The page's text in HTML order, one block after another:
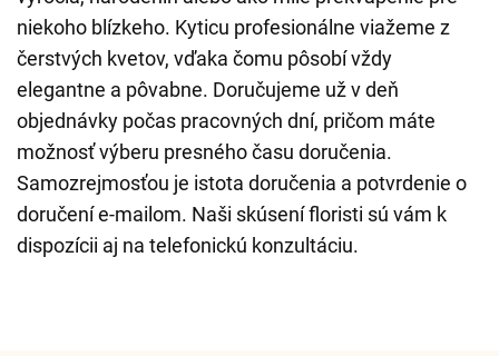
niekoho blízkeho. Kyticu profesionálne viažeme z
čerstvých kvetov, vďaka čomu pôsobí vždy
elegantne a pôvabne. Doručujeme už v deň
objednávky počas pracovných dní, pričom máte
možnosť výberu presného času doručenia.
Samozrejmosťou je istota doručenia a potvrdenie o
doručení e-mailom. Naši skúsení floristi sú vám k
dispozícii aj na telefonickú konzultáciu.